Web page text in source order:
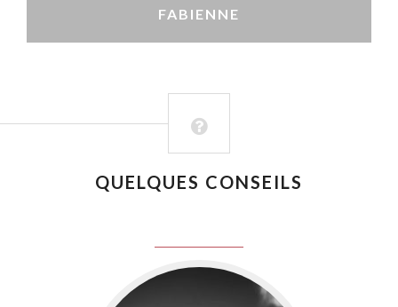
FABIENNE
QUELQUES CONSEILS